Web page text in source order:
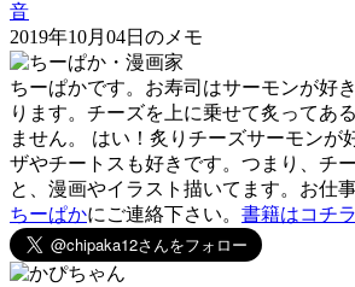
音
2019年10月04日のメモ
ちーぱかです。お寿司はサーモンが好
ります。チーズを上に乗せて炙ってあ
ません。 はい！炙りチーズサーモンが
ザやチートスも好きです。つまり、チ
と、漫画やイラスト描いてます。お仕
ちーぱかにご連絡下さい。 書籍はコチ